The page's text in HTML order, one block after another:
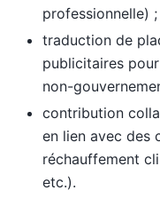
professionnelle) ;
traduction de
publicitaires
non-
contribution
en lien avec des
réchauffement
etc.).